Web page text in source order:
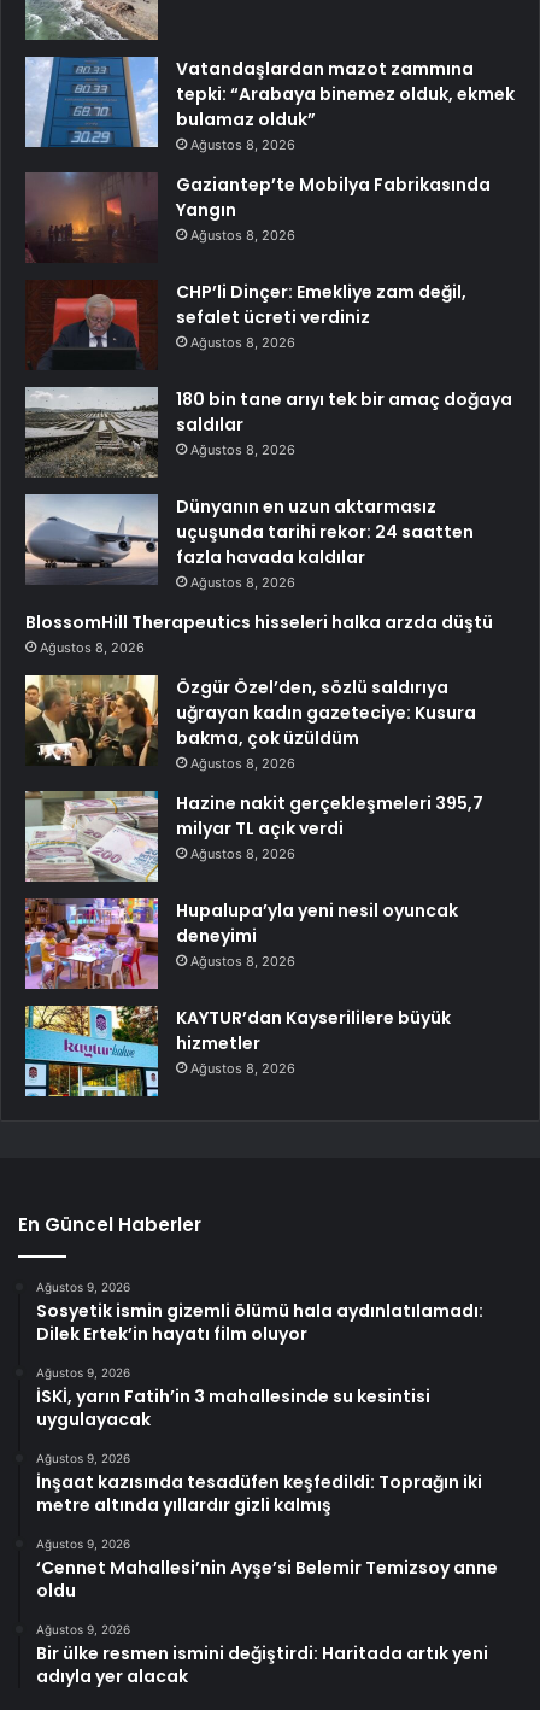
Vatandaşlardan mazot zammına
tepki: “Arabaya binemez olduk, ekmek
bulamaz olduk”
Ağustos 8, 2026
Gaziantep’te Mobilya Fabrikasında
Yangın
Ağustos 8, 2026
CHP’li Dinçer: Emekliye zam değil,
sefalet ücreti verdiniz
Ağustos 8, 2026
180 bin tane arıyı tek bir amaç doğaya
saldılar
Ağustos 8, 2026
Dünyanın en uzun aktarmasız
uçuşunda tarihi rekor: 24 saatten
fazla havada kaldılar
Ağustos 8, 2026
BlossomHill Therapeutics hisseleri halka arzda düştü
Ağustos 8, 2026
Özgür Özel’den, sözlü saldırıya
uğrayan kadın gazeteciye: Kusura
bakma, çok üzüldüm
Ağustos 8, 2026
Hazine nakit gerçekleşmeleri 395,7
milyar TL açık verdi
Ağustos 8, 2026
Hupalupa’yla yeni nesil oyuncak
deneyimi
Ağustos 8, 2026
KAYTUR’dan Kayserililere büyük
hizmetler
Ağustos 8, 2026
En Güncel Haberler
Ağustos 9, 2026
Sosyetik ismin gizemli ölümü hala aydınlatılamadı:
Dilek Ertek’in hayatı film oluyor
Ağustos 9, 2026
İSKİ, yarın Fatih’in 3 mahallesinde su kesintisi
uygulayacak
Ağustos 9, 2026
İnşaat kazısında tesadüfen keşfedildi: Toprağın iki
metre altında yıllardır gizli kalmış
Ağustos 9, 2026
‘Cennet Mahallesi’nin Ayşe’si Belemir Temizsoy anne
oldu
Ağustos 9, 2026
Bir ülke resmen ismini değiştirdi: Haritada artık yeni
adıyla yer alacak